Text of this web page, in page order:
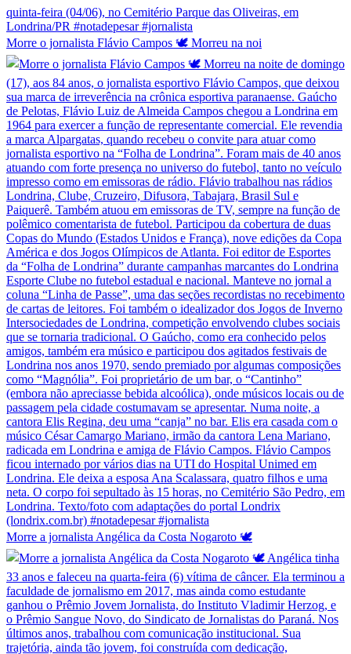
Morre o jornalista Flávio Campos 🕊️ Morreu na noi
Morre a jornalista Angélica da Costa Nogaroto 🕊️